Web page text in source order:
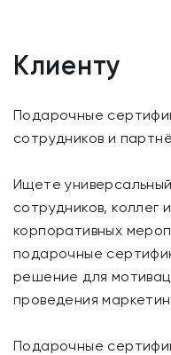
Клиенту
Подарочные
сотрудников и
Ищете
сотрудников, коллег
корпоративных
подарочные
решение для
проведения
Подарочные